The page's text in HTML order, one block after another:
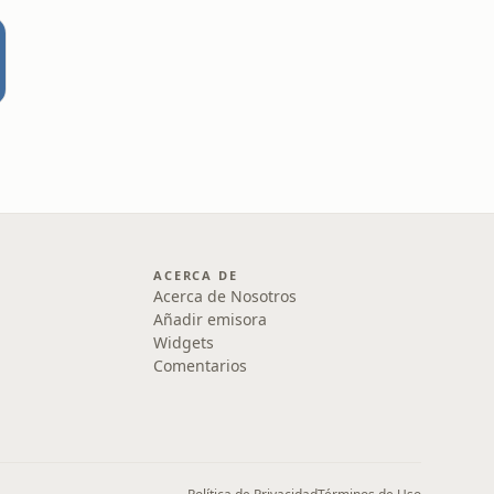
ACERCA DE
Acerca de Nosotros
Añadir emisora
Widgets
Comentarios